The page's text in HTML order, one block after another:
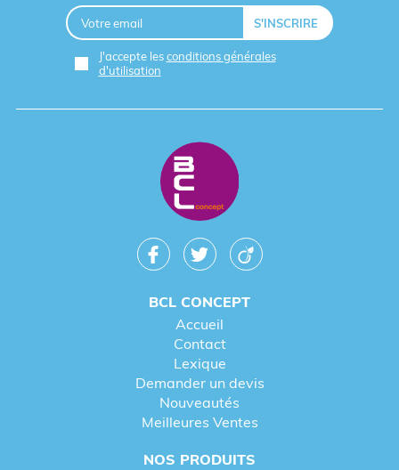
J'accepte lesconditions générales
d'utilisation
BCL CONCEPT
Accueil
Contact
Lexique
Demander un devis
Nouveautés
Meilleures Ventes
NOS PRODUITS